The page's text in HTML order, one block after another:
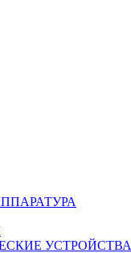
УСТРОЙСТВА